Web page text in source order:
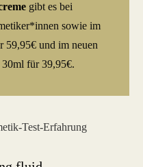
gibt es bei
sowie im
59,95€ und im neuen
für 39,95€.